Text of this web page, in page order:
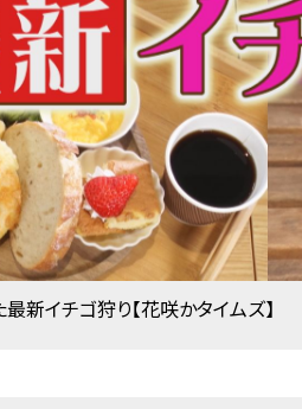
新イチゴ狩り【花咲かタイムズ】